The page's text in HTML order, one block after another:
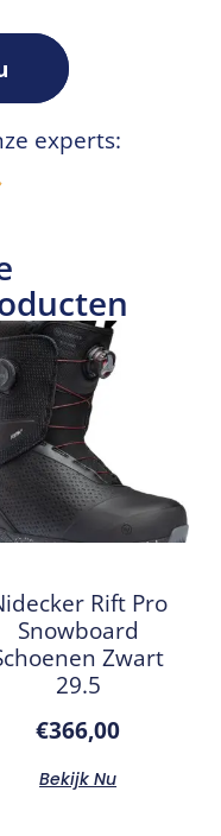
experts:
Rift Pro
Snowboard
Zwart
29.5
€366,00
Bekijk Nu